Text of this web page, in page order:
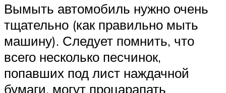
Вымыть автомобиль нужно очень
тщательно (как правильно мыть
машину). Следует помнить, что
всего несколько песчинок,
попавших под лист наждачной
бумаги, могут процарапать